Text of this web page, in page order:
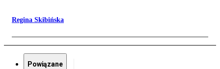
Regina Skibińska
Powiązane